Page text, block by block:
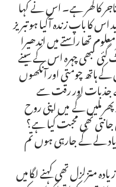
کا گھر ہے۔ اس نے کہا
کا باپ زندہ آگیا ہو تبریز
تھا راستے میں اندھیرا
گئی کبھی چہرہ اس کے سینے
ہاتھ چومتی اور آنکھوں
جذبات اور رقت سے
ملیں گے میں اپنی روح
جانتی تھی محبت کیا ہے؟
لے کے جارہی ہوں تم
متزلزل تھی کہنے لگا میں